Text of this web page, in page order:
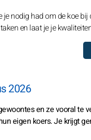
nodig had om de koe
en laat je je
2026
en ze vooral te
eigen koers. Je krijgt